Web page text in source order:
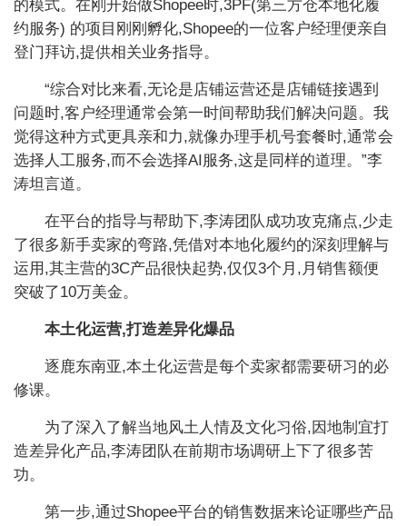
的模式。在刚开始做Shopee时,3PF(第三方仓本地化履
约服务) 的项目刚刚孵化,Shopee的一位客户经理便亲自
登门拜访,提供相关业务指导。
“综合对比来看,无论是店铺运营还是店铺链接遇到
问题时,客户经理通常会第一时间帮助我们解决问题。我
觉得这种方式更具亲和力,就像办理手机号套餐时,通常会
选择人工服务,而不会选择AI服务,这是同样的道理。”李
涛坦言道。
在平台的指导与帮助下,李涛团队成功攻克痛点,少走
了很多新手卖家的弯路,凭借对本地化履约的深刻理解与
运用,其主营的3C产品很快起势,仅仅3个月,月销售额便
突破了10万美金。
本土化运营,打造差异化爆品
逐鹿东南亚,本土化运营是每个卖家都需要研习的必
修课。
为了深入了解当地风土人情及文化习俗,因地制宜打
造差异化产品,李涛团队在前期市场调研上下了很多苦
功。
第一步,通过Shopee平台的销售数据来论证哪些产品